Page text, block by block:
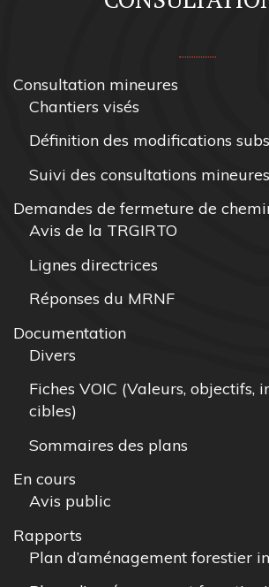
Consultation mineures
Chantiers visés
Définition des modifications
Suivi des consultations mineures
Demandes de fermeture de
Avis de la TRGIRTO
Lignes directrices
Réponses du MRNF
Documentation
Divers
Fiches VOIC (Valeurs, objectifs,
cibles)
Sommaires des plans
En cours
Avis public
Rapports
Plan d’aménagement forestier